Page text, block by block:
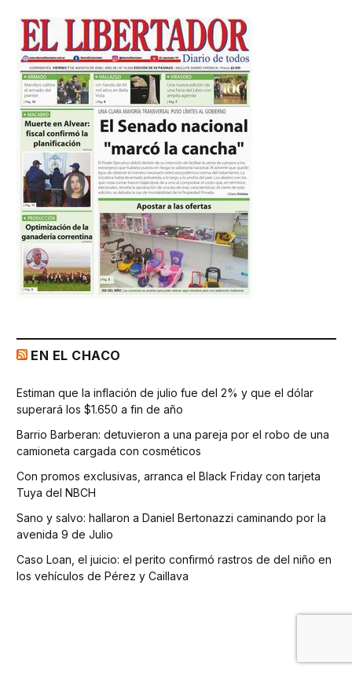
EN EL CHACO
Estiman que la inflación de julio fue del 2% y que el dólar
superará los $1.650 a fin de año
Barrio Barberan: detuvieron a una pareja por el robo de una
camioneta cargada con cosméticos
Con promos exclusivas, arranca el Black Friday con tarjeta
Tuya del NBCH
Sano y salvo: hallaron a Daniel Bertonazzi caminando por la
avenida 9 de Julio
Caso Loan, el juicio: el perito confirmó rastros de del niño en
los vehículos de Pérez y Caillava